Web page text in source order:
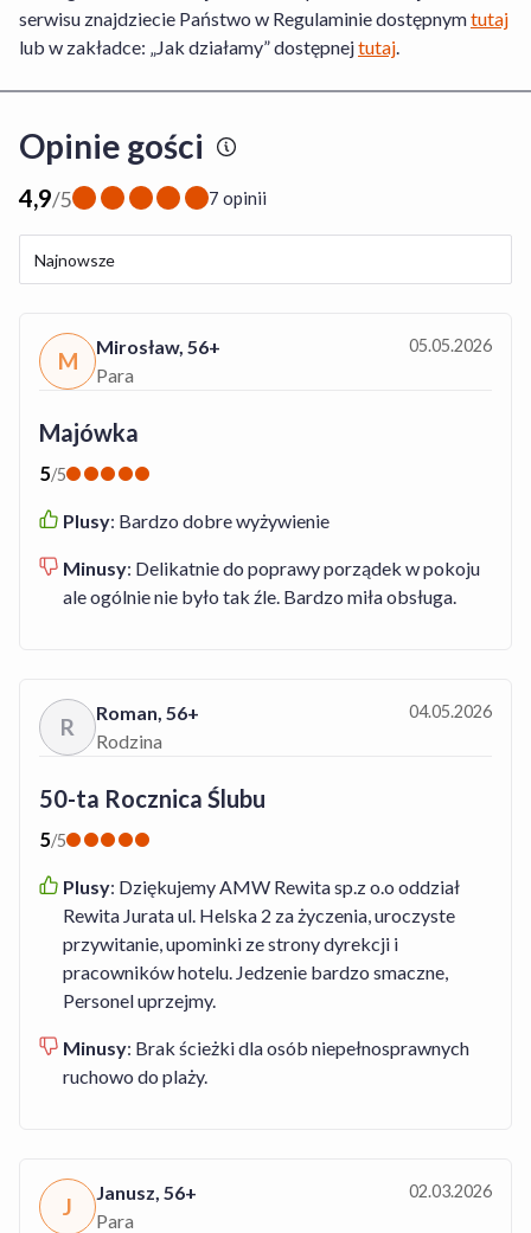
serwisu znajdziecie Państwo w Regulaminie dostępnymtutaj
lub w zakładce: „Jak działamy” dostępnejtutaj.
Opinie gości
4,9/5 7 opinii
Najnowsze
M
Mirosław, 56+
Para
Majówka
5/5
Plusy: Bardzo dobre wyżywienie
Minusy: Delikatnie do poprawy porządek w pokoju
ale ogólnie nie było tak źle. Bardzo miła obsługa.
05.05.2026
R
Roman, 56+
Rodzina
50-ta Rocznica Ślubu
5/5
Plusy: Dziękujemy AMW Rewita sp.z o.o oddział
Rewita Jurata ul. Helska 2 za życzenia, uroczyste
przywitanie, upominki ze strony dyrekcji i
pracowników hotelu. Jedzenie bardzo smaczne,
Personel uprzejmy.
Minusy: Brak ścieżki dla osób niepełnosprawnych
ruchowo do plaży.
04.05.2026
J
Janusz, 56+
Para
02.03.2026